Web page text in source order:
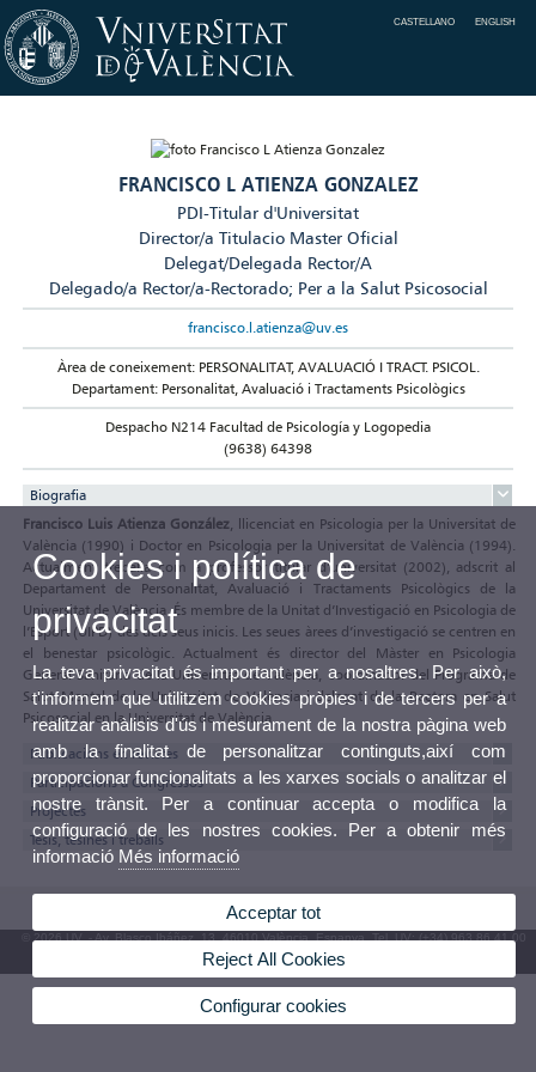
CASTELLANO ENGLISH
FRANCISCO L ATIENZA GONZALEZ
PDI-Titular d'Universitat
Director/a Titulacio Master Oficial
Delegat/Delegada Rector/A
Delegado/a Rector/a-Rectorado; Per a la Salut Psicosocial
francisco.l.atienza@uv.es
Àrea de coneixement: PERSONALITAT, AVALUACIÓ I TRACT. PSICOL.
Departament: Personalitat, Avaluació i Tractaments Psicològics
Despacho N214 Facultad de Psicología y Logopedia
(9638) 64398
Biografia
Francisco Luis Atienza González , llicenciat en Psicologia per la Universitat de
València (1990) i Doctor en Psicologia per la Universitat de València (1994).
Actualment treballa com a professor titular d’universitat (2002), adscrit al
Departament de Personalitat, Avaluació i Tractaments Psicològics de la
Universitat de València. És membre de la Unitat d’Investigació en Psicologia de
l’Esport (UIPD) des dels seus inicis. Les seues àrees d’investigació se centren en
el benestar psicològic. Actualment és director del Màster en Psicologia
General Sanitària de la Universitat de València, coordinador del Programa de
Salut Mental de la Universitat de València i delegat de la Rectora en Salut
Psicosocial en la Universitat de València.
Publicacions en revistes
Participacions a Congressos
Projectes
Tesis, tesines i treballs
© 2026 UV. - Av. Blasco Ibáñez, 13. 46010 València. Espanya. Tel. UV: (+34) 963 86 41 00
Bústia UV
Cookies i política de
privacitat
La teva privacitat és important per a nosaltres. Per això,
t'informem que utilitzem cookies pròpies i de tercers per a
realitzar anàlisis d'ús i mesurament de la nostra pàgina web
amb la finalitat de personalitzar continguts,així com
proporcionar funcionalitats a les xarxes socials o analitzar el
nostre trànsit. Per a continuar accepta o modifica la
configuració de les nostres cookies. Per a obtenir més
informació Més informació
Acceptar tot
Reject All Cookies
Configurar cookies